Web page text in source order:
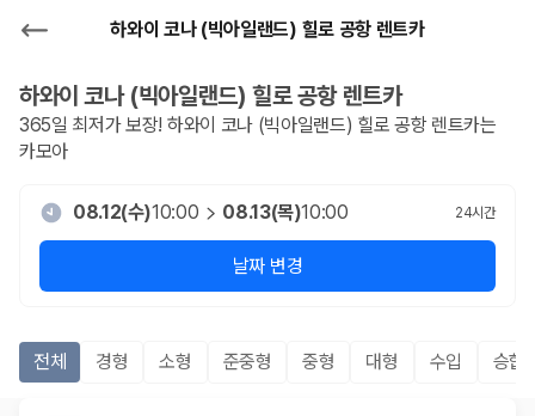
하와이 코나 (빅아일랜드) 힐로 공항 렌트카
하와이 코나 (빅아일랜드) 힐로 공항렌트카
365일 최저가 보장! 하와이 코나 (빅아일랜드) 힐로 공항 렌트카는
카모아
08.12(수)10:00 08.13(목)10:00 24시간
날짜 변경
전체 경형 소형 준중형 중형 대형 수입 승합